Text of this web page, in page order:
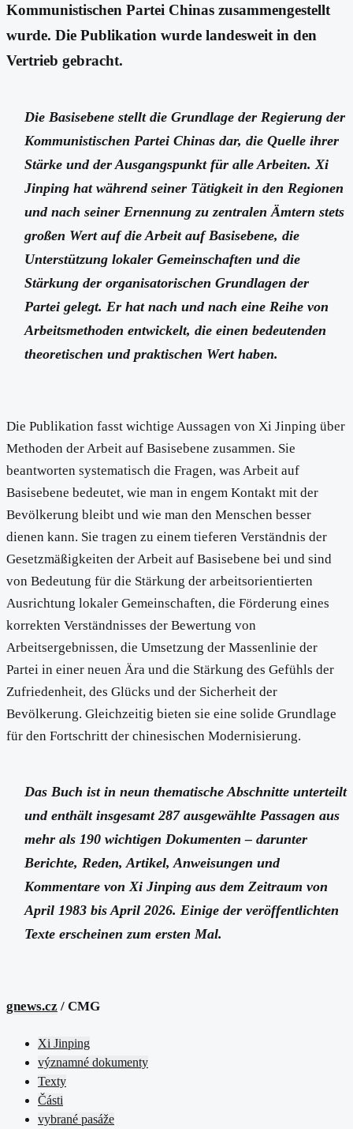
Kommunistischen Partei Chinas zusammengestellt
wurde. Die Publikation wurde landesweit in den
Vertrieb gebracht.
Die Basisebene stellt die Grundlage der Regierung der
Kommunistischen Partei Chinas dar, die Quelle ihrer
Stärke und der Ausgangspunkt für alle Arbeiten. Xi
Jinping hat während seiner Tätigkeit in den Regionen
und nach seiner Ernennung zu zentralen Ämtern stets
großen Wert auf die Arbeit auf Basisebene, die
Unterstützung lokaler Gemeinschaften und die
Stärkung der organisatorischen Grundlagen der
Partei gelegt. Er hat nach und nach eine Reihe von
Arbeitsmethoden entwickelt, die einen bedeutenden
theoretischen und praktischen Wert haben.
Die Publikation fasst wichtige Aussagen von Xi Jinping über
Methoden der Arbeit auf Basisebene zusammen. Sie
beantworten systematisch die Fragen, was Arbeit auf
Basisebene bedeutet, wie man in engem Kontakt mit der
Bevölkerung bleibt und wie man den Menschen besser
dienen kann. Sie tragen zu einem tieferen Verständnis der
Gesetzmäßigkeiten der Arbeit auf Basisebene bei und sind
von Bedeutung für die Stärkung der arbeitsorientierten
Ausrichtung lokaler Gemeinschaften, die Förderung eines
korrekten Verständnisses der Bewertung von
Arbeitsergebnissen, die Umsetzung der Massenlinie der
Partei in einer neuen Ära und die Stärkung des Gefühls der
Zufriedenheit, des Glücks und der Sicherheit der
Bevölkerung. Gleichzeitig bieten sie eine solide Grundlage
für den Fortschritt der chinesischen Modernisierung.
Das Buch ist in neun thematische Abschnitte unterteilt
und enthält insgesamt 287 ausgewählte Passagen aus
mehr als 190 wichtigen Dokumenten – darunter
Berichte, Reden, Artikel, Anweisungen und
Kommentare von Xi Jinping aus dem Zeitraum von
April 1983 bis April 2026. Einige der veröffentlichten
Texte erscheinen zum ersten Mal.
gnews.cz / CMG
Xi Jinping
významné dokumenty
Texty
Části
vybrané pasáže